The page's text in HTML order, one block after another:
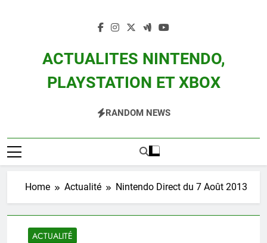
ACTUALITES NINTENDO,
PLAYSTATION ET XBOX
Zelda, Splatoon, Pokemon Entre Autres
RANDOM NEWS
Home Actualité Nintendo Direct du 7 Août 2013
ACTUALITÉ